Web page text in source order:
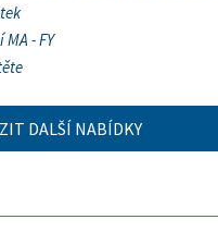
- FY
DALŠÍ NABÍDKY